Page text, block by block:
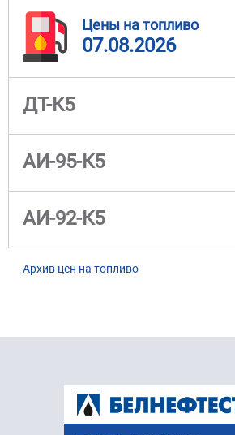
Цены на топливо
07.08.2026
ДТ-К5
АИ-95-К5
АИ-92-К5
Архив цен на топливо